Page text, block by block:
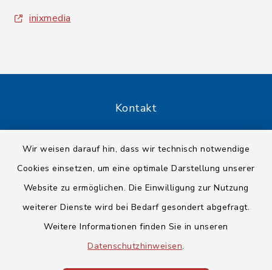
Wir weisen darauf hin, dass wir technisch notwendige
Cookies einsetzen, um eine optimale Darstellung unserer
Website zu ermöglichen. Die Einwilligung zur Nutzung
weiterer Dienste wird bei Bedarf gesondert abgefragt.
Weitere Informationen finden Sie in unseren
Datenschutzhinweisen.
inixmedia
Kontakt
Datenschutz
Impressum
Sitemap
Cookie-Einstellungen